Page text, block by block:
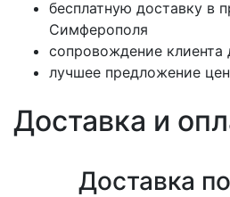
бесплатную доставку в
Симферополя
сопровождение
лучшее предложение
Доставка и
Доставка